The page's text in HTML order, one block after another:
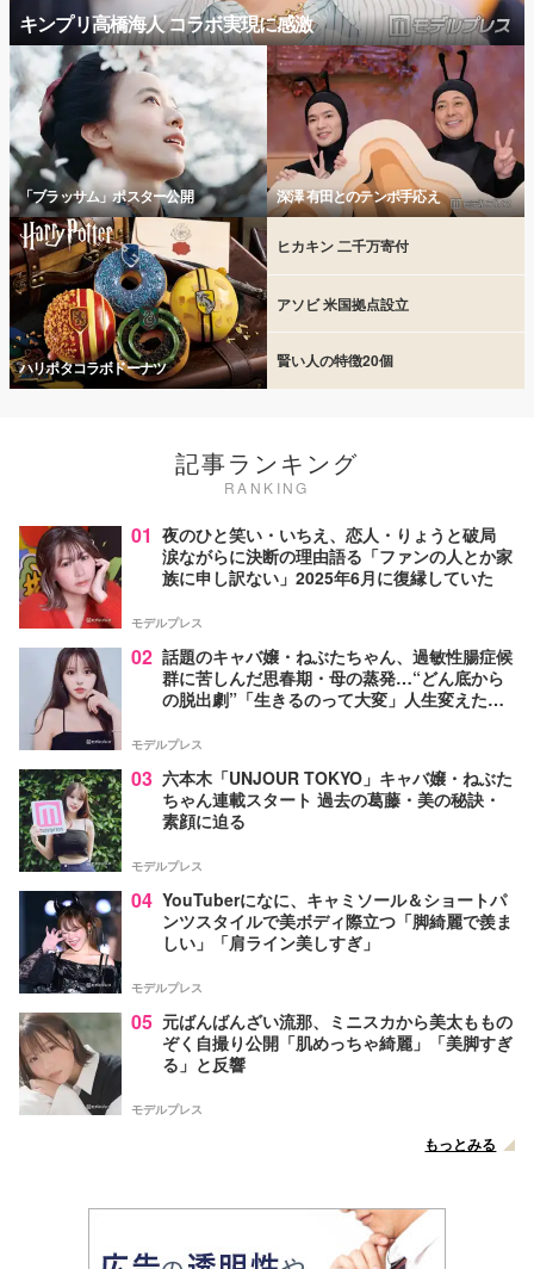
キンプリ高橋海人 コラボ実現に感激
「ブラッサム」ポスター公開 深澤 有田とのテンポ手応え
ハリポタコラボドーナツ
ヒカキン 二千万寄付
アソビ 米国拠点設立
賢い人の特徴20個
記事ランキング
RANKING
01 夜のひと笑い・いちえ、恋人・りょうと破局
涙ながらに決断の理由語る「ファンの人とか家
族に申し訳ない」2025年6月に復縁していた
モデルプレス
02 話題のキャバ嬢・ねぶたちゃん、過敏性腸症候
群に苦しんだ思春期・母の蒸発…“どん底から
の脱出劇”「生きるのって大変」人生変えた言
モデルプレス
03 六本木「UNJOUR TOKYO」キャバ嬢・ねぶた
ちゃん連載スタート 過去の葛藤・美の秘訣・
素顔に迫る
モデルプレス
04 YouTuberになに、キャミソール＆ショートパ
ンツスタイルで美ボディ際立つ「脚綺麗で羨ま
しい」「肩ライン美しすぎ」
モデルプレス
05 元ばんばんざい流那、ミニスカから美太ももの
ぞく自撮り公開「肌めっちゃ綺麗」「美脚すぎ
る」と反響
モデルプレス
もっとみる